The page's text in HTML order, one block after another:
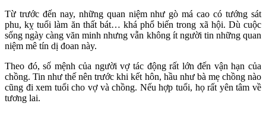
Từ trước đến nay, những quan niệm như gò má cao có tướng sát
phu, kỵ tuổi làm ăn thất bát… khá phổ biến trong xã hội. Dù cuộc
sống ngày càng văn minh nhưng vẫn không ít người tin những quan
niệm mê tín dị đoan này.
Theo đó, số mệnh của người vợ tác động rất lớn đến vận hạn của
chồng. Tin như thế nên trước khi kết hôn, hầu như bà mẹ chồng nào
cũng đi xem tuổi cho vợ và chồng. Nếu hợp tuổi, họ rất yên tâm về
tương lai.